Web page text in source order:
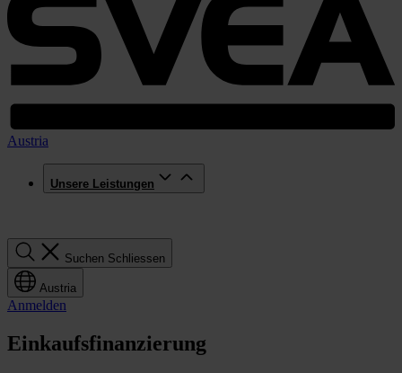
Austria
Unsere Leistungen
Suchen Schliessen
Austria
Anmelden
Einkaufsfinanzierung